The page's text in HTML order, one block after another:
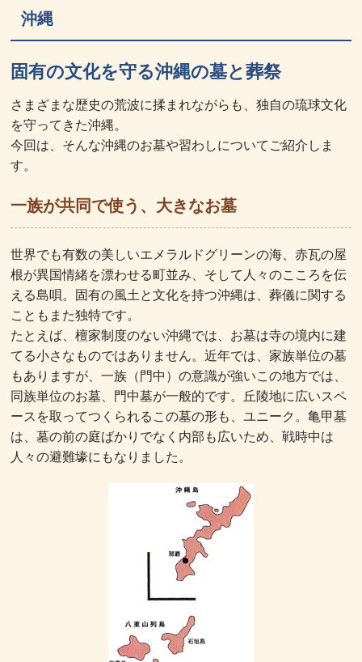
沖縄
固有の文化を守る沖縄の墓と葬祭
さまざまな歴史の荒波に揉まれながらも、独自の琉球文化
を守ってきた沖縄。
今回は、そんな沖縄のお墓や習わしについてご紹介しま
す。
一族が共同で使う、大きなお墓
世界でも有数の美しいエメラルドグリーンの海、赤瓦の屋
根が異国情緒を漂わせる町並み、そして人々のこころを伝
える島唄。固有の風土と文化を持つ沖縄は、葬儀に関する
こともまた独特です。
たとえば、檀家制度のない沖縄では、お墓は寺の境内に建
てる小さなものではありません。近年では、家族単位の墓
もありますが、一族（門中）の意識が強いこの地方では、
同族単位のお墓、門中墓が一般的です。丘陵地に広いスペ
ースを取ってつくられるこの墓の形も、ユニーク。亀甲墓
は、墓の前の庭ばかりでなく内部も広いため、戦時中は
人々の避難壕にもなりました。